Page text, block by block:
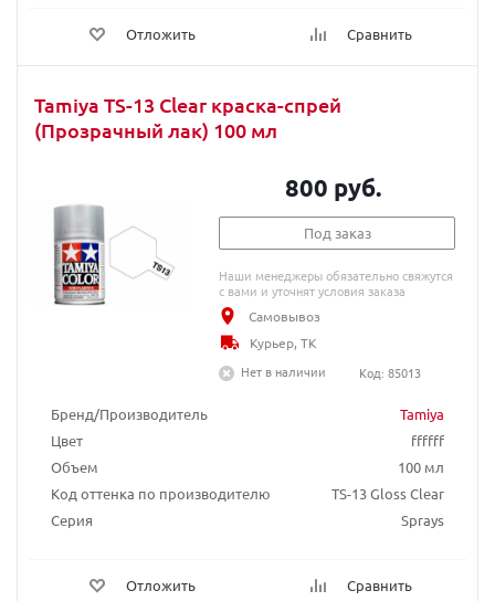
Отложить Сравнить
Tamiya TS-13 Clear краска-спрей
(Прозрачный лак) 100 мл
Бренд/Производитель
Tamiya
Цвет
ffffff
Объем
100 мл
Код оттенка по производителю
TS-13 Gloss Clear
Серия
Sprays
Отложить Сравнить
800 руб.
Под заказ
Наши менеджеры обязательно свяжутся
с вами и уточнят условия заказа
Самовывоз
Курьер, ТК
Нет в наличии
Код: 85013